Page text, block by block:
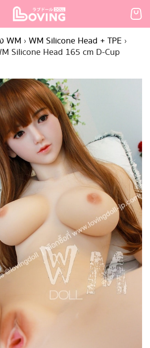
WM › WM Silicone Head + TPE ›
Silicone Head 165 cm D-Cup